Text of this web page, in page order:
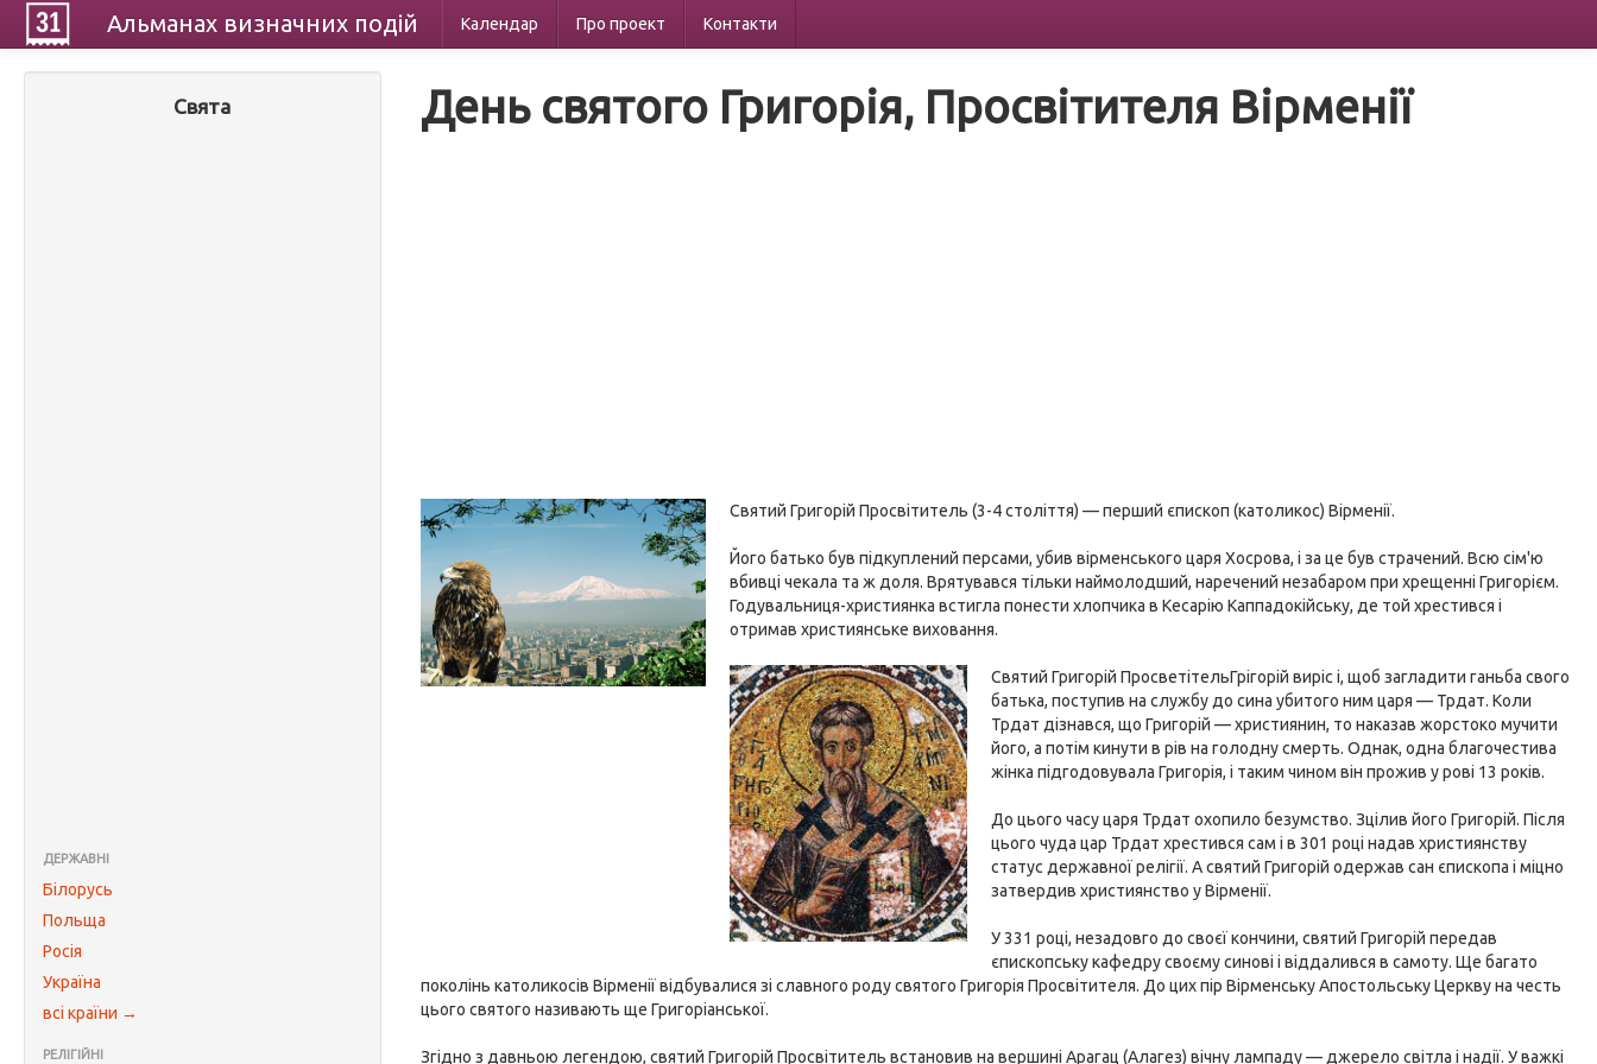
Альманах визначних подій Календар Про проект Контакти
Свята
ДЕРЖАВНІ
Білорусь
Польща
Росія
Україна
всі країни →
РЕЛІГІЙНІ
День святого Григорія, Просвітителя Вірменії
Святий Григорій Просвітитель (3-4 століття) — перший єпископ (католикос) Вірменії.
Його батько був підкуплений персами, убив вірменського царя Хосрова, і за це був страчений. Всю сім'ю
вбивці чекала та ж доля. Врятувався тільки наймолодший, наречений незабаром при хрещенні Григорієм.
Годувальниця-християнка встигла понести хлопчика в Кесарію Каппадокійську, де той хрестився і
отримав християнське виховання.
Святий Григорій ПросветітельГрігорій виріс і, щоб загладити ганьба свого
батька, поступив на службу до сина убитого ним царя — Трдат. Коли
Трдат дізнався, що Григорій — християнин, то наказав жорстоко мучити
його, а потім кинути в рів на голодну смерть. Однак, одна благочестива
жінка підгодовувала Григорія, і таким чином він прожив у рові 13 років.
До цього часу царя Трдат охопило безумство. Зцілив його Григорій. Після
цього чуда цар Трдат хрестився сам і в 301 році надав християнству
статус державної релігії. А святий Григорій одержав сан єпископа і міцно
затвердив християнство у Вірменії.
У 331 році, незадовго до своєї кончини, святий Григорій передав
єпископську кафедру своєму синові і віддалився в самоту. Ще багато
поколінь католикосів Вірменії відбувалися зі славного роду святого Григорія Просвітителя. До цих пір Вірменську Апостольську Церкву на честь
цього святого називають ще Григоріанської.
Згідно з давньою легендою, святий Григорій Просвітитель встановив на вершині Арагац (Алагез) вічну лампаду — джерело світла і надії. У важкі